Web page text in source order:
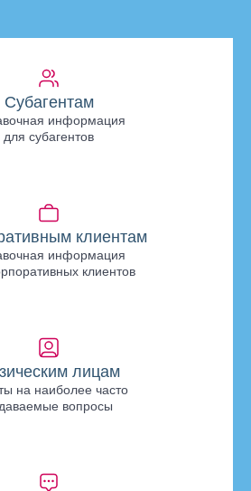
Субагентам
информация
для субагентов
клиентам
информация
клиентов
лицам
на наиболее часто
вопросы